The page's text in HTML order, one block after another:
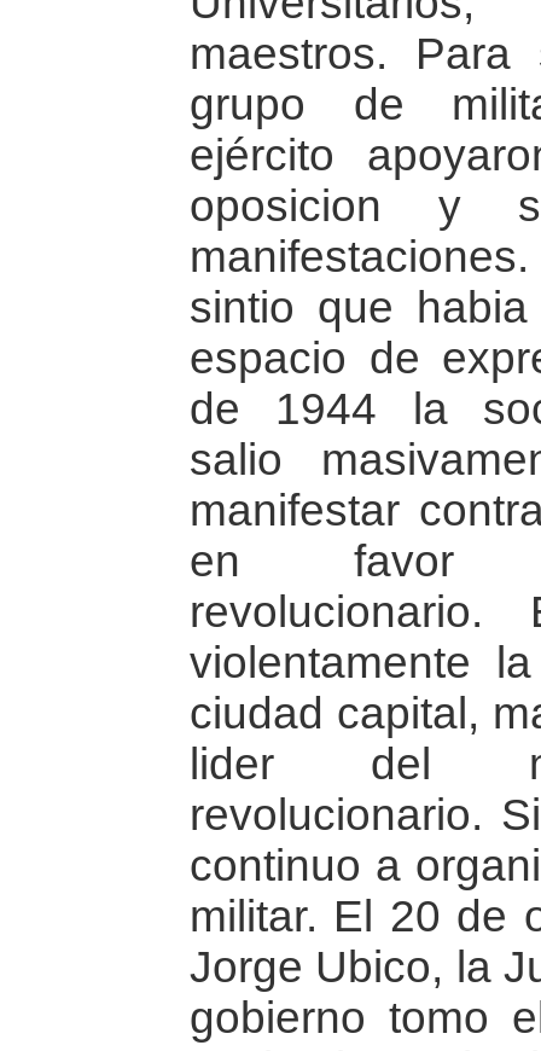
maestros. Para
grupo de
ejército
oposicion y
sintio que
espacio de
de 1944 la
salio
manifestar
en favor
violentamente
ciudad capital,
lider del
revolucionario.
continuo a
militar. El 20 de
Jorge Ubico, la
gobierno tomo